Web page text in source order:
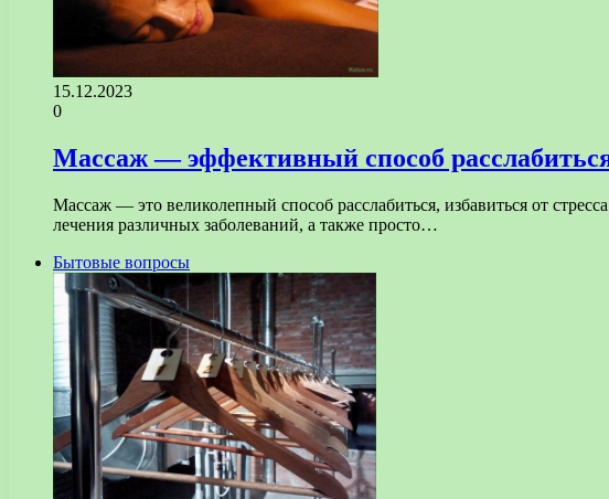
15.12.2023
0
Массаж — эффективный способ
Массаж — это великолепный способ расслабиться, избавиться от
лечения различных заболеваний, а также просто…
Бытовые вопросы